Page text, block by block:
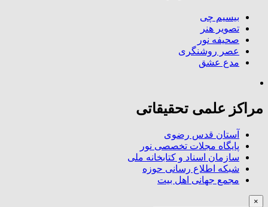
بیسیم چی
تصویر هنر
صحیفه نور
عصر روشنگری
مدع عشق
مراکز علمی تحقیقاتی
آستان قدس رضوی
پایگاه مجلات تخصصی نور
سازمان اسناد و کتابخانه ملی
شبکه اطلاع رسانی حوزه
مجمع جهانی اهل بیت
×